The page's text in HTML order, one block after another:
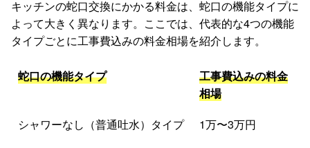
キッチンの蛇口交換にかかる料金は、蛇口の機能タイプに
よって大きく異なります。ここでは、代表的な4つの機能
タイプごとに工事費込みの料金相場を紹介します。
蛇口の機能タイプ
工事費込みの料金
相場
シャワーなし（普通吐水）タイプ
1万〜3万円